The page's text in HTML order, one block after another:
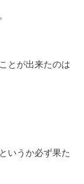
とが出来たのは
いうか必ず果た